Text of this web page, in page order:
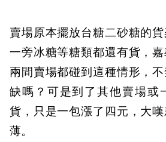
賣場原本擺放台糖二砂糖的
一旁冰糖等糖類都還有貨，
兩間賣場都碰到這種情形，
缺嗎？可是到了其他賣場或
貨，只是一包漲了四元，大
薄。